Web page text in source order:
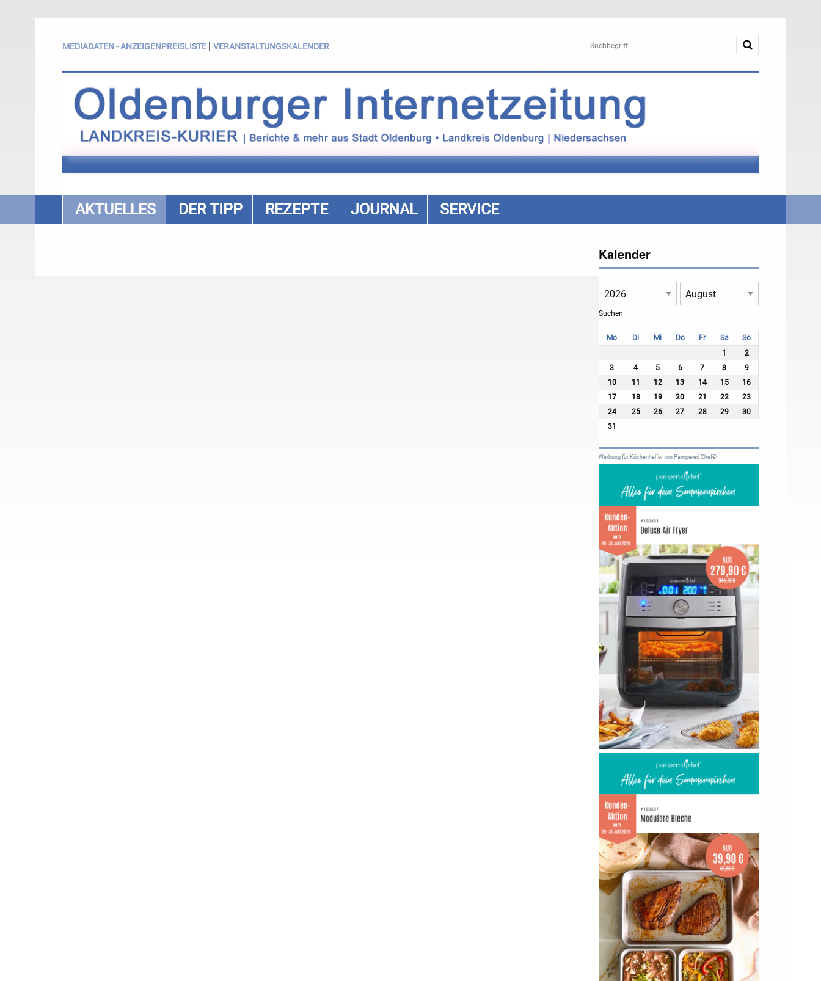
MEDIADATEN - ANZEIGENPREISLISTE | VERANSTALTUNGSKALENDER
AKTUELLES DER TIPP REZEPTE JOURNAL SERVICE
Kalender
Mo Di Mi Do Fr Sa
So
1
2
3
4 5 6 7 8
9
10
11 12 13 14 15
16
17
18 19 20 21 22
23
24
25 26 27 28 29
30
31
Werbung für Küchenhelfer von Pampered Chef®